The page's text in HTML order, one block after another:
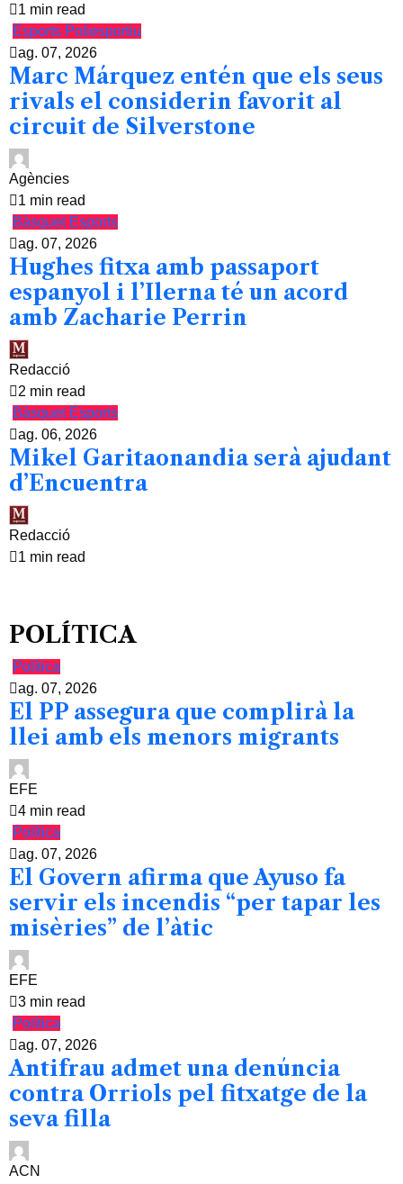
1 min read
Esports Poliesportiu
ag. 07, 2026
Marc Márquez entén que els seus
rivals el considerin favorit al
circuit de Silverstone
Agències
1 min read
Bàsquet Esports
ag. 07, 2026
Hughes fitxa amb passaport
espanyol i l’Ilerna té un acord
amb Zacharie Perrin
Redacció
2 min read
Bàsquet Esports
ag. 06, 2026
Mikel Garitaonandia serà ajudant
d’Encuentra
Redacció
1 min read
POLÍTICA
Política
ag. 07, 2026
El PP assegura que complirà la
llei amb els menors migrants
EFE
4 min read
Política
ag. 07, 2026
El Govern afirma que Ayuso fa
servir els incendis “per tapar les
misèries” de l’àtic
EFE
3 min read
Política
ag. 07, 2026
Antifrau admet una denúncia
contra Orriols pel fitxatge de la
seva filla
ACN